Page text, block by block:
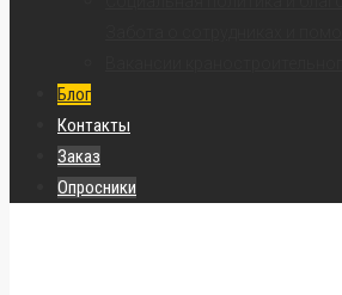
Блог
Контакты
Заказ
Опросники